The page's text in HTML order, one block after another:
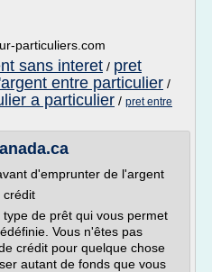
particuliers.com
sans interet / pret
entre particulier /
a particulier / pret entre
d'emprunter de l'argent
crédit
de prêt qui vous permet
Vous n'êtes pas
crédit pour quelque chose
autant de fonds que vous